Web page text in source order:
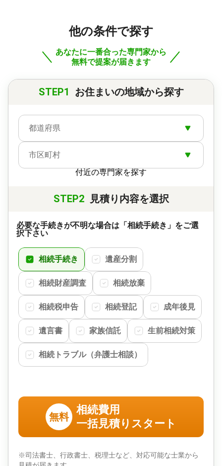
対応体制
他の条件で探す
あなたに一番合った専門家から
無料で提案が届きます
STEP1 お住まいの地域から探す
都道府県
市区町村
付近の専門家を探す
STEP2 見積り内容を選択
必要な手続きが不明な場合は「相続手続き」をご選
択下さい
相続手続き 遺産分割
相続財産調査 相続放棄
相続税申告 相続登記 成年後見
遺言書 家族信託 生前相続対策
相続トラブル（弁護士相談）
無料
相続費用
一括見積りスタート
※司法書士、行政書士、税理士など、対応可能な士業から